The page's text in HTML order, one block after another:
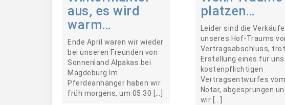
aus, es wird
warm…
Ende April waren wir wieder
bei unseren Freunden von
Sonnenland Alpakas bei
Magdeburg.Im
Pferdeanhänger haben wir
früh morgens, um 05:30 […]
platzen…
Leider sind die
unseres Hof-Traums
Vertragsabschluss,
Erstellung eines für uns
kostenpflichtigen
Vertragsentwurfes vom
Notar, abgesprungen
wir […]